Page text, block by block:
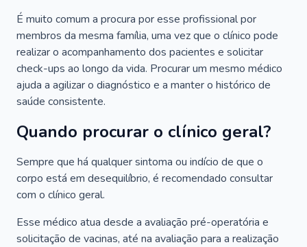
É muito comum a procura por esse profissional por
membros da mesma família, uma vez que o clínico pode
realizar o acompanhamento dos pacientes e solicitar
check-ups ao longo da vida. Procurar um mesmo médico
ajuda a agilizar o diagnóstico e a manter o histórico de
saúde consistente.
Quando procurar o clínico geral?
Sempre que há qualquer sintoma ou indício de que o
corpo está em desequilíbrio, é recomendado consultar
com o clínico geral.
Esse médico atua desde a avaliação pré-operatória e
solicitação de vacinas, até na avaliação para a realização